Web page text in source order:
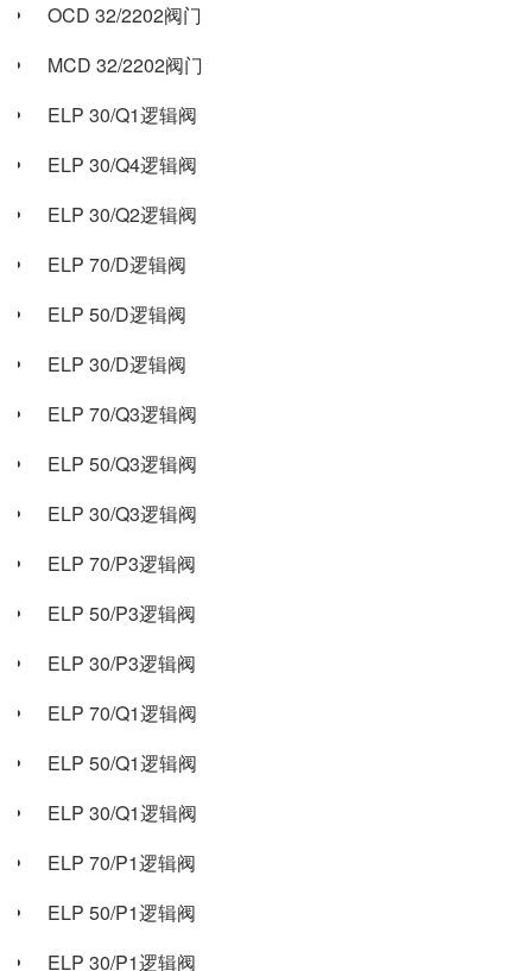
OCD 32/2202阀门
MCD 32/2202阀门
ELP 30/Q1逻辑阀
ELP 30/Q4逻辑阀
ELP 30/Q2逻辑阀
ELP 70/D逻辑阀
ELP 50/D逻辑阀
ELP 30/D逻辑阀
ELP 70/Q3逻辑阀
ELP 50/Q3逻辑阀
ELP 30/Q3逻辑阀
ELP 70/P3逻辑阀
ELP 50/P3逻辑阀
ELP 30/P3逻辑阀
ELP 70/Q1逻辑阀
ELP 50/Q1逻辑阀
ELP 30/Q1逻辑阀
ELP 70/P1逻辑阀
ELP 50/P1逻辑阀
ELP 30/P1逻辑阀